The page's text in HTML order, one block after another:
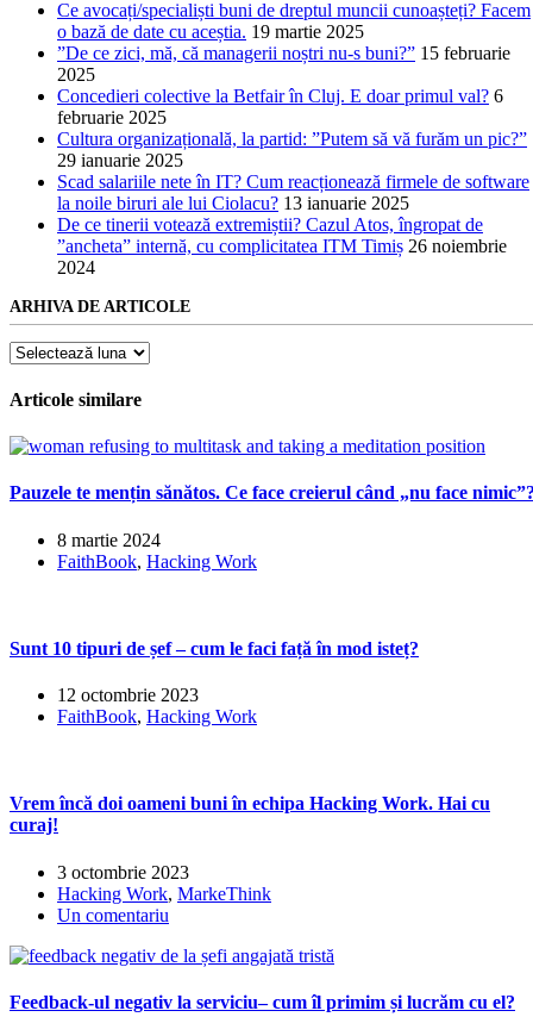
Ce avocați/specialiști buni de dreptul muncii cunoașteți? Facem
o bază de date cu aceștia. 19 martie 2025
”De ce zici, mă, că managerii noștri nu-s buni?” 15 februarie
2025
Concedieri colective la Betfair în Cluj. E doar primul val? 6
februarie 2025
Cultura organizațională, la partid: ”Putem să vă furăm un pic?”
29 ianuarie 2025
Scad salariile nete în IT? Cum reacționează firmele de software
la noile biruri ale lui Ciolacu? 13 ianuarie 2025
De ce tinerii votează extremiștii? Cazul Atos, îngropat de
”ancheta” internă, cu complicitatea ITM Timiș 26 noiembrie
2024
ARHIVA DE ARTICOLE
Arhiva
articole
Articole similare
Pauzele te mențin sănătos. Ce face creierul când „nu face
8 martie 2024
FaithBook, Hacking Work
Sunt 10 tipuri de șef – cum le faci față în mod isteț?
12 octombrie 2023
FaithBook, Hacking Work
Vrem încă doi oameni buni în echipa Hacking Work. Hai cu
curaj!
3 octombrie 2023
Hacking Work, MarkeThink
Un comentariu
Feedback-ul negativ la serviciu– cum îl primim și lucrăm cu el?